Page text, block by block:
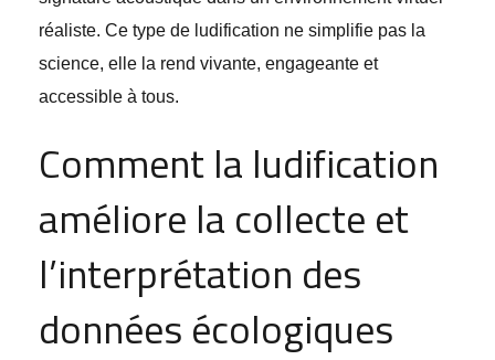
réaliste. Ce type de ludification ne simplifie pas la
science, elle la rend vivante, engageante et
accessible à tous.
Comment la ludification
améliore la collecte et
l’interprétation des
données écologiques